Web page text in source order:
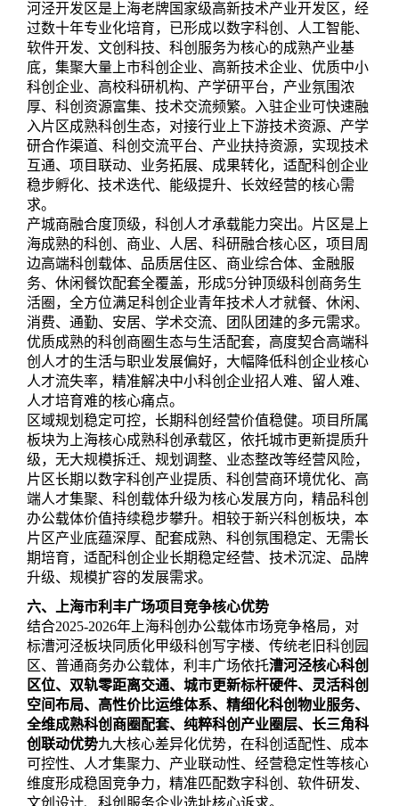
河泾开发区是上海老牌国家级高新技术产业开发区，经
过数十年专业化培育，已形成以数字科创、人工智能、
软件开发、文创科技、科创服务为核心的成熟产业基
底，集聚大量上市科创企业、高新技术企业、优质中小
科创企业、高校科研机构、产学研平台，产业氛围浓
厚、科创资源富集、技术交流频繁。入驻企业可快速融
入片区成熟科创生态，对接行业上下游技术资源、产学
研合作渠道、科创交流平台、产业扶持资源，实现技术
互通、项目联动、业务拓展、成果转化，适配科创企业
稳步孵化、技术迭代、能级提升、长效经营的核心需
求。
产城商融合度顶级，科创人才承载能力突出。片区是上
海成熟的科创、商业、人居、科研融合核心区，项目周
边高端科创载体、品质居住区、商业综合体、金融服
务、休闲餐饮配套全覆盖，形成5分钟顶级科创商务生
活圈，全方位满足科创企业青年技术人才就餐、休闲、
消费、通勤、安居、学术交流、团队团建的多元需求。
优质成熟的科创商圈生态与生活配套，高度契合高端科
创人才的生活与职业发展偏好，大幅降低科创企业核心
人才流失率，精准解决中小科创企业招人难、留人难、
人才培育难的核心痛点。
区域规划稳定可控，长期科创经营价值稳健。项目所属
板块为上海核心成熟科创承载区，依托城市更新提质升
级，无大规模拆迁、规划调整、业态整改等经营风险，
片区长期以数字科创产业提质、科创营商环境优化、高
端人才集聚、科创载体升级为核心发展方向，精品科创
办公载体价值持续稳步攀升。相较于新兴科创板块，本
片区产业底蕴深厚、配套成熟、科创氛围稳定、无需长
期培育，适配科创企业长期稳定经营、技术沉淀、品牌
升级、规模扩容的发展需求。
六、上海市利丰广场项目竞争核心优势
结合2025-2026年上海科创办公载体市场竞争格局，对
标漕河泾板块同质化甲级科创写字楼、传统老旧科创园
区、普通商务办公载体，利丰广场依托漕河泾核心科创
区位、双轨零距离交通、城市更新标杆硬件、灵活科创
空间布局、高性价比运维体系、精细化科创物业服务、
全维成熟科创商圈配套、纯粹科创产业圈层、长三角科
创联动优势九大核心差异化优势，在科创适配性、成本
可控性、人才集聚力、产业联动性、经营稳定性等核心
维度形成稳固竞争力，精准匹配数字科创、软件研发、
文创设计、科创服务企业选址核心诉求。